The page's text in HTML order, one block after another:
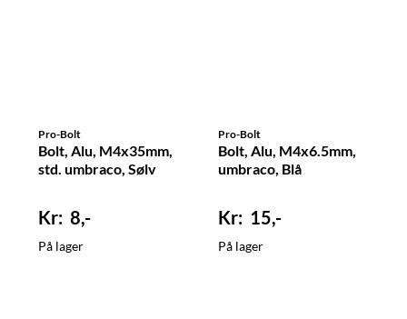
Pro-Bolt
Bolt, Alu, M4x35mm,
std. umbraco, Sølv
8,-
På lager
Pro-Bolt
Bolt, Alu, M4x6.5mm,
umbraco, Blå
15,-
På lager